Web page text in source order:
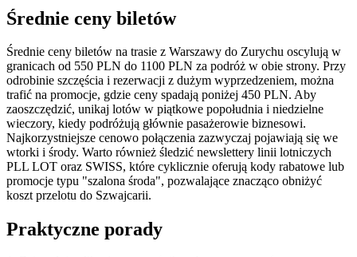
Średnie ceny biletów
Średnie ceny biletów na trasie z Warszawy do Zurychu oscylują w
granicach od 550 PLN do 1100 PLN za podróż w obie strony. Przy
odrobinie szczęścia i rezerwacji z dużym wyprzedzeniem, można
trafić na promocje, gdzie ceny spadają poniżej 450 PLN. Aby
zaoszczędzić, unikaj lotów w piątkowe popołudnia i niedzielne
wieczory, kiedy podróżują głównie pasażerowie biznesowi.
Najkorzystniejsze cenowo połączenia zazwyczaj pojawiają się we
wtorki i środy. Warto również śledzić newslettery linii lotniczych
PLL LOT oraz SWISS, które cyklicznie oferują kody rabatowe lub
promocje typu "szalona środa", pozwalające znacząco obniżyć
koszt przelotu do Szwajcarii.
Praktyczne porady